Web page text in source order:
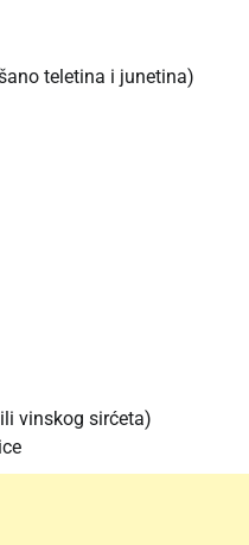
teletina i junetina)
vinskog sirćeta)